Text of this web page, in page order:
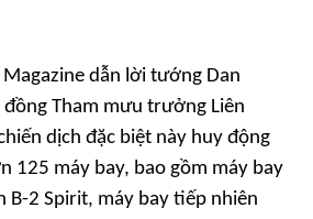
Magazine dẫn lời tướng Dan
đồng Tham mưu trưởng Liên
dịch đặc biệt này huy động
125 máy bay, bao gồm máy bay
B-2 Spirit, máy bay tiếp nhiên